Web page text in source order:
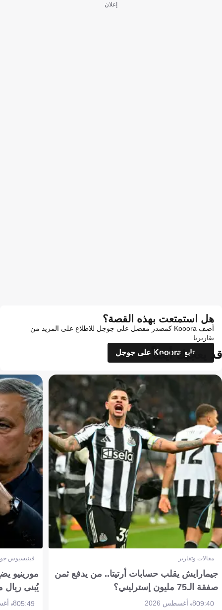
إعلان
هل استمتعت بهذه القصة؟
أضف Kooora كمصدر مفضل على جوجل للاطلاع على المزيد من
تقاريرنا
تابع Kooora على جوجل
قد يعجبك أيضاً
مقالات وتقارير
جيمارايش يقلب حسابات أرتيتا.. من يدفع ثمن
صفقة الـ75 مليون إسترليني؟
09:408 أغسطس 2026
فينيسيوس
مورينيو
يُبنى ريال
05:498 أغسطس 2026